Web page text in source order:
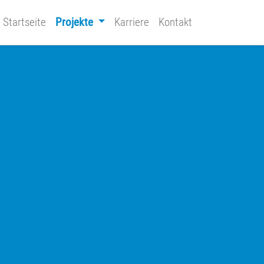
Startseite Projekte Karriere Kontakt